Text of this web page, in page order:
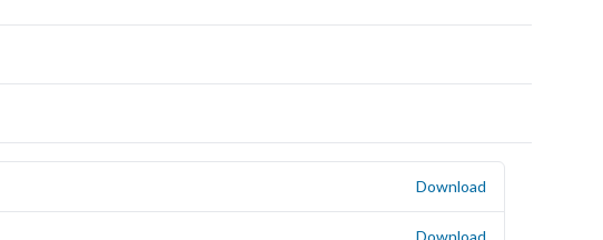
Download
Download